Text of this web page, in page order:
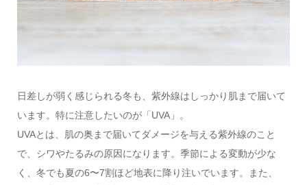
日差しが弱く感じられる冬も、紫外線はしっかり肌まで届いて
います。特に注意したいのが「UVA」。
UVAとは、肌の奥まで届いてダメージを与える紫外線のこと
で、シワやたるみの原因になります。季節による変動が少な
く、冬でも夏の6〜7割ほど地表に降り注いでいます。また、